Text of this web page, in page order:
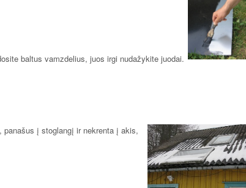
e baltus vamzdelius, juos irgi nudažykite juodai.
panašus į stoglangį ir nekrenta į akis,